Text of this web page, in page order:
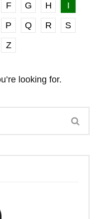
F G H
I
P Q R
S
Z
looking for.